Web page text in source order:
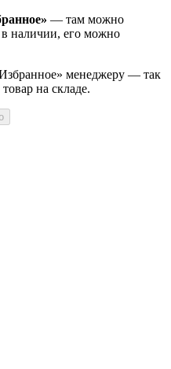
— там можно
в наличии, его можно
менеджеру — так
товар на складе.